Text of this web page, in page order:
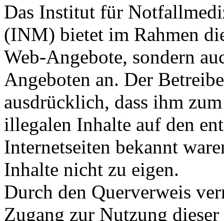
Das Institut für
(INM) bietet im Rahmen
Web-Angebote, sondern
Angeboten an. Der
ausdrücklich, dass ihm
illegalen Inhalte auf den
Internetseiten bekannt
Inhalte nicht zu eigen.
Durch den Querverweis
Zugang zur Nutzung